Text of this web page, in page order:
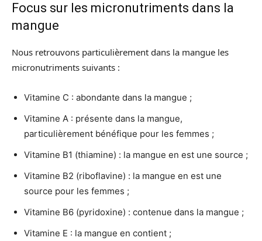
Focus sur les micronutriments dans la
mangue
Nous retrouvons particulièrement dans la mangue les
micronutriments suivants :
Vitamine C : abondante dans la mangue ;
Vitamine A : présente dans la mangue,
particulièrement bénéfique pour les femmes ;
Vitamine B1 (thiamine) : la mangue en est une source ;
Vitamine B2 (riboflavine) : la mangue en est une
source pour les femmes ;
Vitamine B6 (pyridoxine) : contenue dans la mangue ;
Vitamine E : la mangue en contient ;